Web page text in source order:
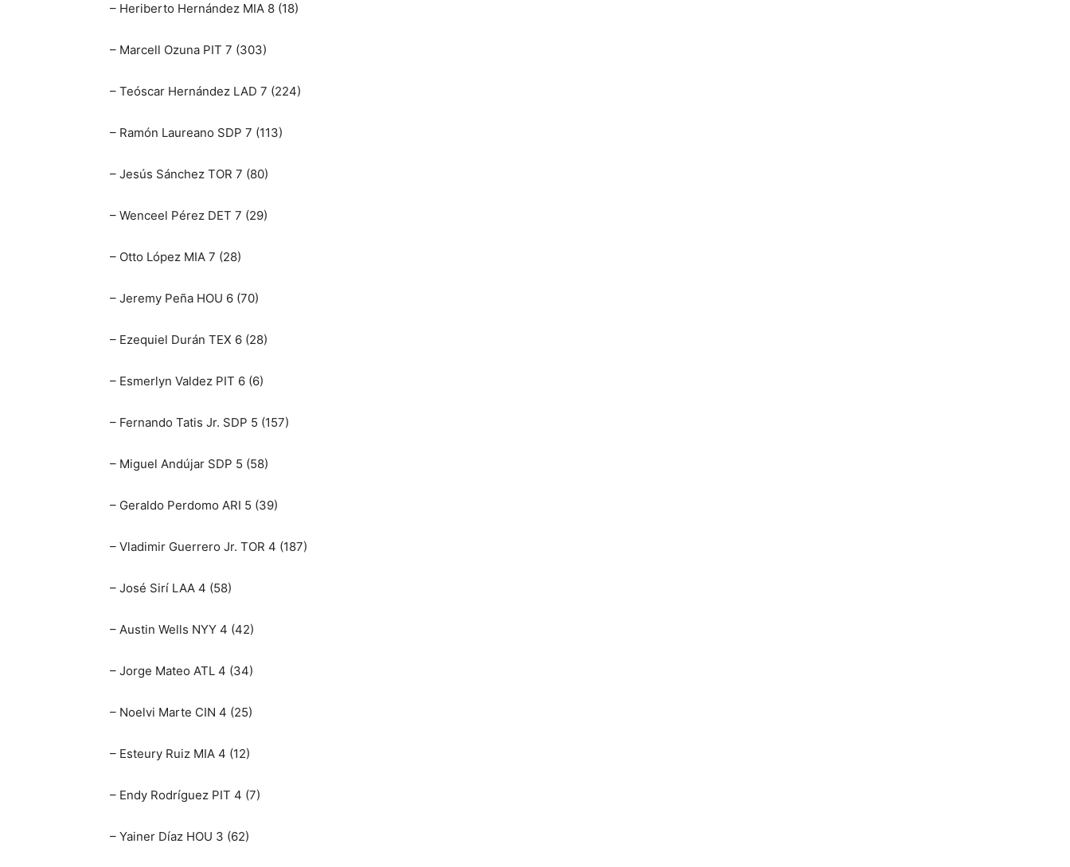
– Heriberto Hernández MIA 8 (18)
– Marcell Ozuna PIT 7 (303)
– Teóscar Hernández LAD 7 (224)
– Ramón Laureano SDP 7 (113)
– Jesús Sánchez TOR 7 (80)
– Wenceel Pérez DET 7 (29)
– Otto López MIA 7 (28)
– Jeremy Peña HOU 6 (70)
– Ezequiel Durán TEX 6 (28)
– Esmerlyn Valdez PIT 6 (6)
– Fernando Tatis Jr. SDP 5 (157)
– Miguel Andújar SDP 5 (58)
– Geraldo Perdomo ARI 5 (39)
– Vladimir Guerrero Jr. TOR 4 (187)
– José Sirí LAA 4 (58)
– Austin Wells NYY 4 (42)
– Jorge Mateo ATL 4 (34)
– Noelvi Marte CIN 4 (25)
– Esteury Ruiz MIA 4 (12)
– Endy Rodríguez PIT 4 (7)
– Yainer Díaz HOU 3 (62)